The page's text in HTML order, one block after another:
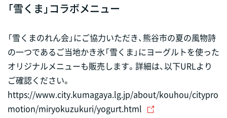
「雪くま」コラボメニュー
「雪くまのれん会」にご協力いただき、熊谷市の夏の風物詩
の一つであるご当地かき氷「雪くま」にヨーグルトを使った
オリジナルメニューも販売します。詳細は、以下URLより
ご確認ください。
https://www.city.kumagaya.lg.jp/about/kouhou/citypro
motion/miryokuzukuri/yogurt.html